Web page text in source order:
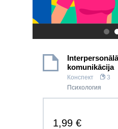
.
komunikācija
Конспект 3
Психология
1,99 €